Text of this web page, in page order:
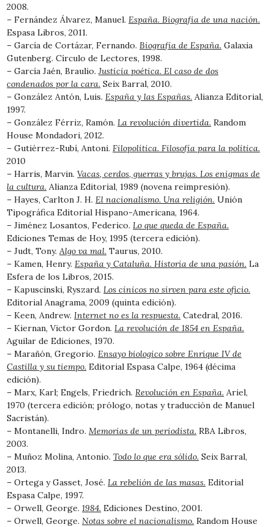
2008.
– Fernández Álvarez, Manuel.España. Biografía de una nación.
Espasa Libros, 2011.
– García de Cortázar, Fernando.Biografía de España. Galaxia
Gutenberg. Círculo de Lectores, 1998.
– García Jaén, Braulio.Justicia poética. El caso de dos
condenados por la cara. Seix Barral, 2010.
– González Antón, Luis.España y las Españas. Alianza Editorial,
1997.
– González Férriz, Ramón.La revolución divertida. Random
House Mondadori, 2012.
– Gutiérrez-Rubí, Antoni.Filopolítica. Filosofía para la política.
2010
– Harris, Marvin.Vacas, cerdos, guerras y brujas. Los enigmas de
la cultura. Alianza Editorial, 1989 (novena reimpresión).
– Hayes, Carlton J. H.El nacionalismo. Una religión. Unión
Tipográfica Editorial Hispano-Americana, 1964.
– Jiménez Losantos, Federico.Lo que queda de España.
Ediciones Temas de Hoy, 1995 (tercera edición).
– Judt, Tony.Algo va mal. Taurus, 2010.
– Kamen, Henry.España y Cataluña. Historia de una pasión. La
Esfera de los Libros, 2015.
– Kapuscinski, Ryszard.Los cínicos no sirven para este oficio.
Editorial Anagrama, 2009 (quinta edición).
– Keen, Andrew.Internet no es la respuesta. Catedral, 2016.
– Kiernan, Victor Gordon.La revolución de 1854 en España.
Aguilar de Ediciones, 1970.
– Marañón, Gregorio.Ensayo biologico sobre Enrique IV de
Castilla y su tiempo. Editorial Espasa Calpe, 1964 (décima
edición).
– Marx, Karl; Engels, Friedrich.Revolución en España. Ariel,
1970 (tercera edición; prólogo, notas y traducción de Manuel
Sacristán).
– Montanelli, Indro.Memorias de un periodista. RBA Libros,
2003.
– Muñoz Molina, Antonio.Todo lo que era sólido. Seix Barral,
2013.
– Ortega y Gasset, José.La rebelión de las masas. Editorial
Espasa Calpe, 1997.
– Orwell, George.1984. Ediciones Destino, 2001.
– Orwell, George.Notas sobre el nacionalismo. Random House